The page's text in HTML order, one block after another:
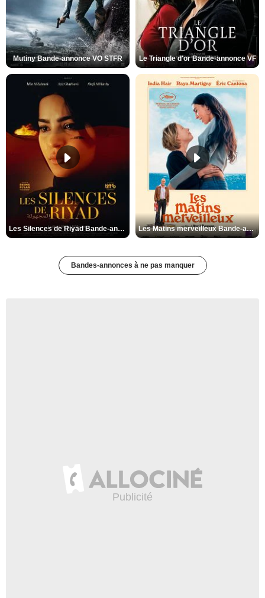
Mutiny Bande-annonce VO STFR Le Triangle d'or Bande-annonce VF
Les Silences de Riyad Bande-annonce VO STFR Les Matins merveilleux Bande-annonce VF
Bandes-annonces à ne pas manquer